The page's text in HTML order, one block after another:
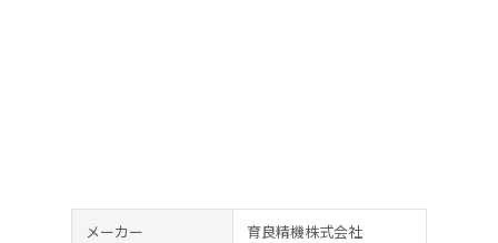
メーカー 育良精機株式会社